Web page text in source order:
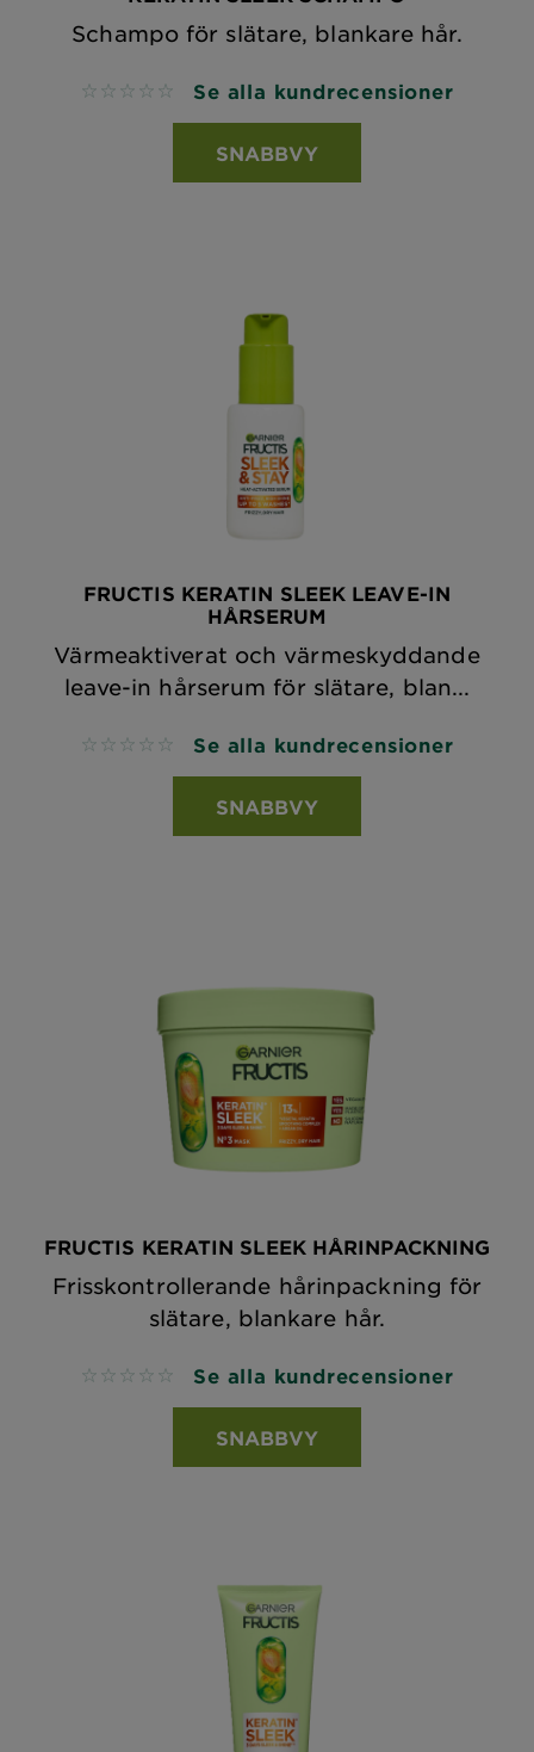
Schampo för slätare, blankare hår.
No reviews Se alla kundrecensioner
SNABBVY
FRUCTIS KERATIN SLEEK LEAVE-IN
HÅRSERUM
Värmeaktiverat och värmeskyddande
leave-in hårserum för slätare, blan...
No reviews Se alla kundrecensioner
SNABBVY
FRUCTIS KERATIN SLEEK HÅRINPACKNING
Frisskontrollerande hårinpackning för
slätare, blankare hår.
No reviews Se alla kundrecensioner
SNABBVY